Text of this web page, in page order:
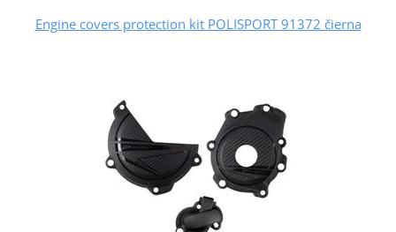
Engine covers protection kit POLISPORT 91372 čierna